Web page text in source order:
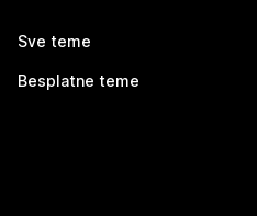
Sve teme
Besplatne teme